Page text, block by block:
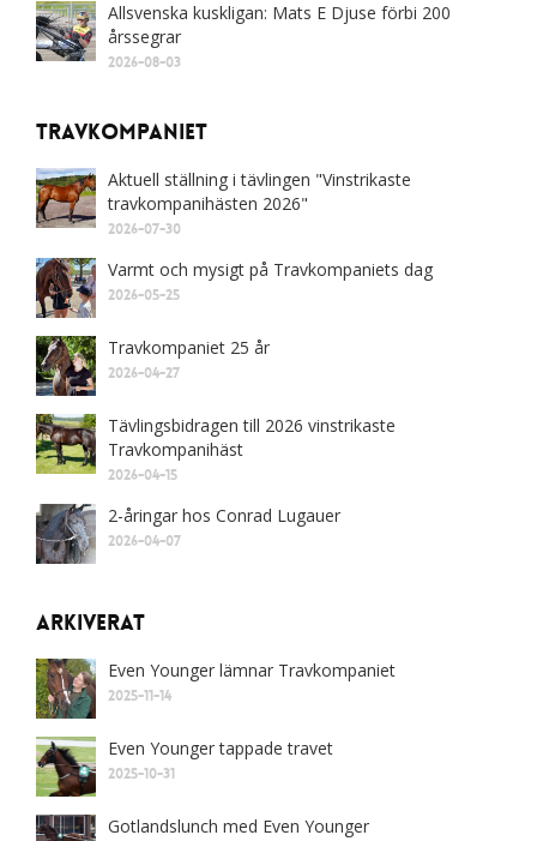
Allsvenska kuskligan: Mats E Djuse förbi 200
årssegrar
2026-08-03
Travkompaniet
Aktuell ställning i tävlingen "Vinstrikaste
travkompanihästen 2026"
2026-07-30
Varmt och mysigt på Travkompaniets dag
2026-05-25
Travkompaniet 25 år
2026-04-27
Tävlingsbidragen till 2026 vinstrikaste
Travkompanihäst
2026-04-15
2-åringar hos Conrad Lugauer
2026-04-07
Arkiverat
Even Younger lämnar Travkompaniet
2025-11-14
Even Younger tappade travet
2025-10-31
Gotlandslunch med Even Younger